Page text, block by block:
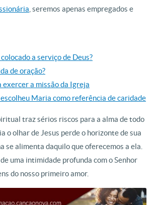
, seremos apenas empregados e
a serviço de Deus?
de oração?
exercer a missão da Igreja
Maria como referência de caridade
traz sérios riscos para a alma de todo
o olhar de Jesus perde o horizonte de sua
se alimenta daquilo que oferecemos a ela.
uma intimidade profunda com o Senhor
do nosso primeiro amor.